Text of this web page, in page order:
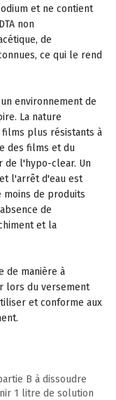
et ne contient
non
de
ce qui le rend
environnement de
La nature
plus résistants à
des films et du
de l'hypo-clear. Un
l'arrêt d'eau est
moins de produits
de
et la
de manière à
lors du versement
et conforme aux
B à dissoudre
1 litre de solution